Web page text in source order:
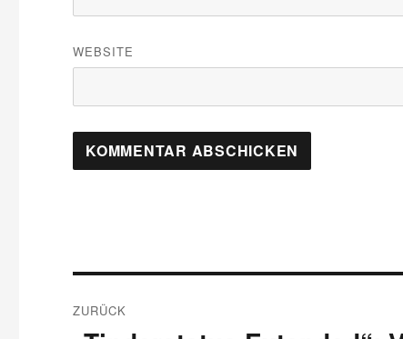
WEBSITE
ZURÜCK